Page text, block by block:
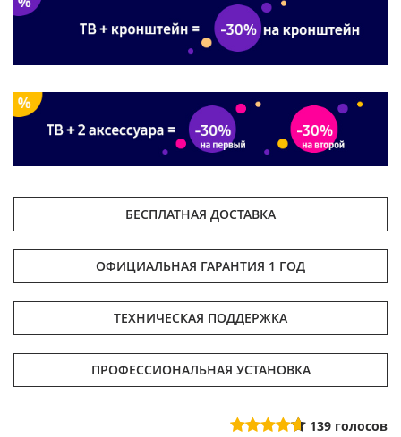
БЕСПЛАТНАЯ ДОСТАВКА
ОФИЦИАЛЬНАЯ ГАРАНТИЯ 1 ГОД
ТЕХНИЧЕСКАЯ ПОДДЕРЖКА
ПРОФЕССИОНАЛЬНАЯ УСТАНОВКА
139 голосов